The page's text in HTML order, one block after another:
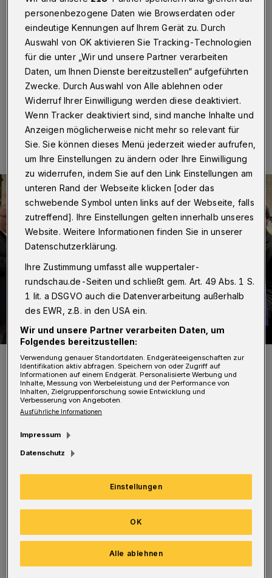
Wuppertal· Im festlichen Rahmen des schon
traditionellen Gänseessens im „Haus Marianne“ fand
die dritte Versammlung der Wuppertaler Innung für
Sanitär- und Heizungstechnik statt.
29.11.2025 , 10:00 Uhr Eine Minute Lesezeit
Die feierliche Übergabe.
Foto: SHK-Innung
Zahlreiche Mitglieder folgten der Einladung,
zurückzublicken, zentrale Themen der
Branche zu besprechen und langjährig der
Innung angehörende Betriebe zu ehren.
Dabei konnten Obermeister Frank Karuc und
personenbezogene Daten wie Browserdaten oder
eindeutige Kennungen auf Ihrem Gerät zu. Durch
Auswahl von OK aktivieren Sie Tracking-Technologien
für die unter „Wir und unsere Partner verarbeiten
Daten, um Ihnen Dienste bereitzustellen“ aufgeführten
Zwecke. Durch Auswahl von Alle ablehnen oder
Widerruf Ihrer Einwilligung werden diese deaktiviert.
Wenn Tracker deaktiviert sind, sind manche Inhalte und
Anzeigen möglicherweise nicht mehr so relevant für
Sie. Sie können dieses Menü jederzeit wieder aufrufen,
um Ihre Einstellungen zu ändern oder Ihre Einwilligung
zu widerrufen, indem Sie auf den Link Einstellungen am
unteren Rand der Webseite klicken [oder das
schwebende Symbol unten links auf der Webseite, falls
zutreffend]. Ihre Einstellungen gelten innerhalb unseres
Website. Weitere Informationen finden Sie in unserer
Datenschutzerklärung.
Ihre Zustimmung umfasst alle wuppertaler-
rundschau.de-Seiten und schließt gem. Art. 49 Abs. 1 S.
1 lit. a DSGVO auch die Datenverarbeitung außerhalb
des EWR, z.B. in den USA ein.
Wir und unsere Partner verarbeiten Daten, um
Folgendes bereitzustellen:
Verwendung genauer Standortdaten. Endgeräteeigenschaften zur
Identifikation aktiv abfragen. Speichern von oder Zugriff auf
Informationen auf einem Endgerät. Personalisierte Werbung und
Inhalte, Messung von Werbeleistung und der Performance von
Inhalten, Zielgruppenforschung sowie Entwicklung und
Verbesserung von Angeboten.
Ausführliche Informationen
Impressum
Datenschutz
Einstellungen
Alle ablehnen
OK